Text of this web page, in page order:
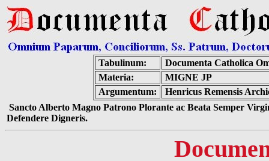
Tabulinum:
Documenta Catholica
Materia:
MIGNE JP
Argumentum:
Henricus Remensis
Sancto Alberto Magno Patrono Plorante ac Beata Semper
Defendere Digneris.